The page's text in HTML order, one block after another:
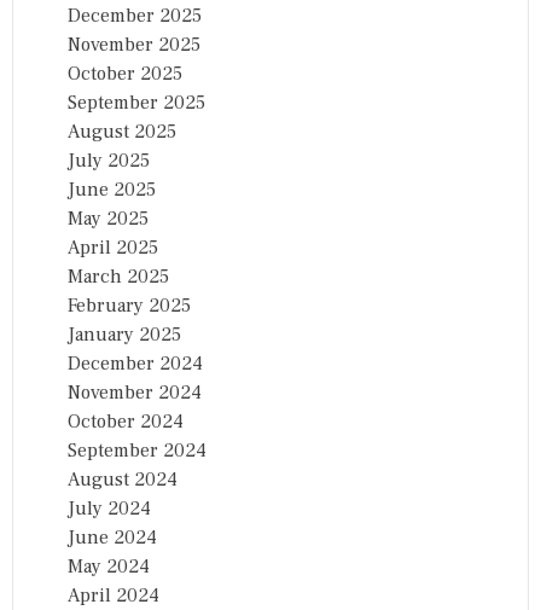
December 2025
November 2025
October 2025
September 2025
August 2025
July 2025
June 2025
May 2025
April 2025
March 2025
February 2025
January 2025
December 2024
November 2024
October 2024
September 2024
August 2024
July 2024
June 2024
May 2024
April 2024